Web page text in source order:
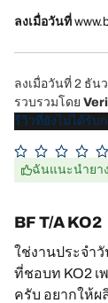
ลงเมื่อวันที่
ลงเมื่อวันที่ 2 ธัน
รวบรวมโดย
รีวิวที่ยังไม่ได้รับ
ฉันแนะนำยา
BF T/A KO2
ใช่งานประจำ
ที่ชอบท KO2 เ
ครับ อยากให้ผ